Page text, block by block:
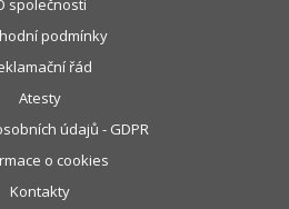
společnosti
podmínky
řád
Atesty
údajů - GDPR
o cookies
Kontakty